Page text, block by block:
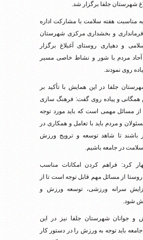
شهرستان جلفا برگزار شد.
مناسبت هفته سلامت با مشارکت اداره
و بخشداری مرکزی شهرستان
و دهیاری روستای آغبلاغ برگزار
آحاد مردم با شور و نشاط خاصی مسیر
روی نمودند.
جلفا در این همایش با تأکید بر
همگانی و پیاده روی گفت: فرهنگ سازی
مسائل مهمی است که باید مورد توجه
و مردم باید با تعامل و همکاری در
باشند تا شاهد توسعه و ترویج ورزش
در جامعه باشیم.
کرد: فراهم کردن امکانات مناسب
از مسائل مهم قابل توجه است تا از
سرانه ورزشی، توسعه ورزش و
شود.
و جوانان شهرستان جلفا نیز در این
باید توجه به ورزش را در دستور کار